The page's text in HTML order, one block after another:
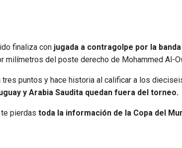
finaliza con jugada a contragolpe por la
milímetros del poste derecho de Mohammed Al-
puntos y hace historia al calificar a los
y Arabia Saudita quedan fuera del torneo.
pierdas toda la información de la Copa del